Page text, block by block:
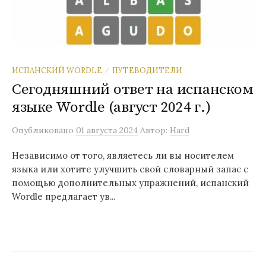
ИСПАНСКИЙ WORDLE / ПУТЕВОДИТЕЛИ
Сегодняшний ответ на испанском
языке Wordle (август 2024 г.)
Опубликовано 01 августа 2024 Автор: Hard
Независимо от того, являетесь ли вы носителем
языка или хотите улучшить свой словарный запас с
помощью дополнительных упражнений, испанский
Wordle предлагает ув...